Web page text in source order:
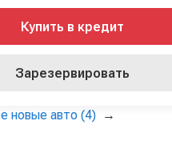
Купить в кредит
Зарезервировать
новые авто (4) →